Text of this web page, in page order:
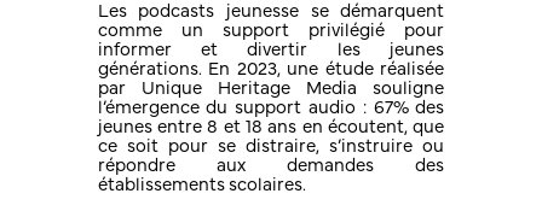
Les podcasts jeunesse se démarquent
comme un support privilégié pour
informer et divertir les jeunes
générations. En 2023, une étude réalisée
par Unique Heritage Media souligne
l’émergence du support audio : 67% des
jeunes entre 8 et 18 ans en écoutent, que
ce soit pour se distraire, s’instruire ou
répondre aux demandes des
établissements scolaires.